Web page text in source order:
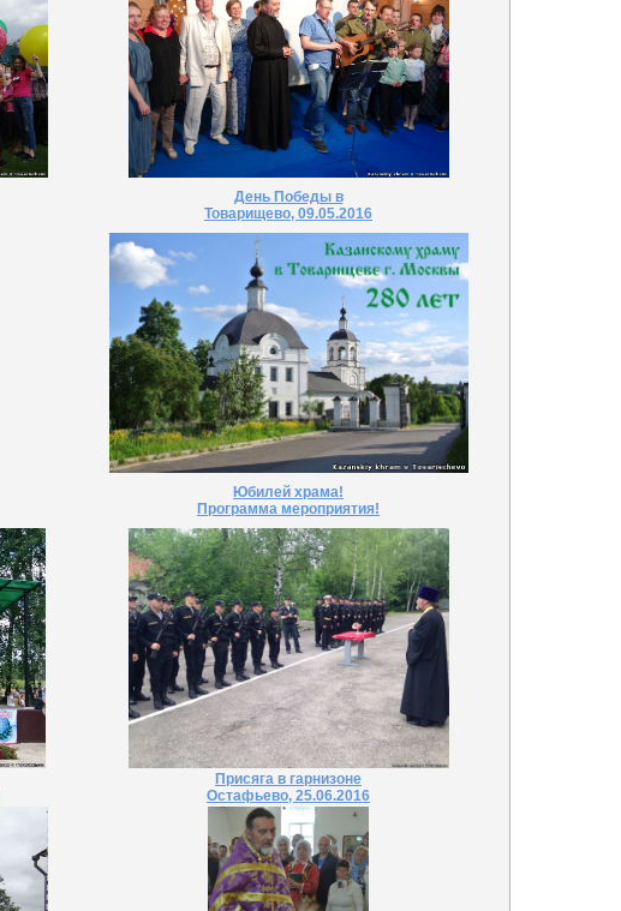
День Победы в
Товарищево, 09.05.2016
Юбилей храма!
Программа мероприятия!
Присяга в гарнизоне
Остафьево, 25.06.2016